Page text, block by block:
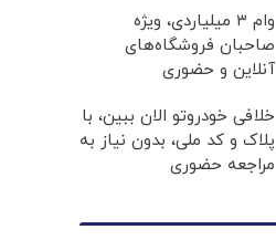
وام ۳ میلیاردی، ویژه
صاحبان فروشگاه‌های
آنلاین و حضوری
خلافی خودروتو الان ببین، با
پلاک و کد ملی، بدون نیاز به
مراجعه حضوری